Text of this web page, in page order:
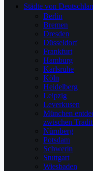
Städte von
Berlin
Bremen
Dresden
Düsseldorf
Frankfurt
Hamburg
Karlsruhe
Köln
Heidelberg
Leipzig
Leverkusen
München
zwischen
Nürnberg
Potsdam
Schwerin
Stuttgart
Wiesbaden